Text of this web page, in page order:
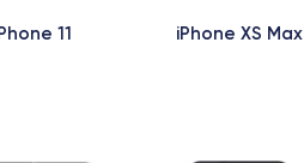
11 iPhone XS Max